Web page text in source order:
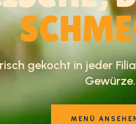
gekocht in jeder
Gewürze.
MENÜ